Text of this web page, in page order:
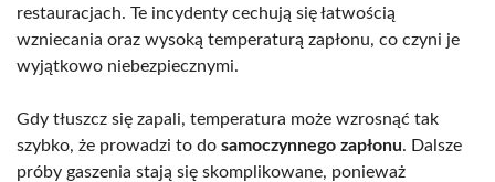
restauracjach. Te incydenty cechują się łatwością
wzniecania oraz wysoką temperaturą zapłonu, co czyni je
wyjątkowo niebezpiecznymi.
Gdy tłuszcz się zapali, temperatura może wzrosnąć tak
szybko, że prowadzi to do samoczynnego zapłonu. Dalsze
próby gaszenia stają się skomplikowane, ponieważ